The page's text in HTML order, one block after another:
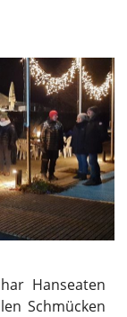
Hanseaten
Schmücken